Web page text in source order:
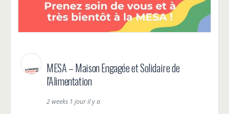
MESA – Maison Engagée et Solidaire de
l'Alimentation
2 weeks 1 jour il y a